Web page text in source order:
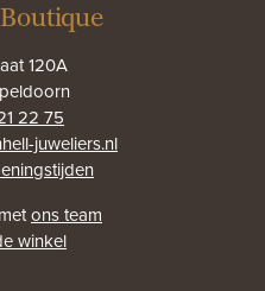
120A
22 75
juweliers.nl
ons team
winkel